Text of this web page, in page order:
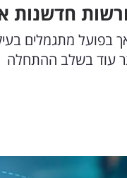
חדשנות
מתגמלים
עוד בשלב ההתחלה